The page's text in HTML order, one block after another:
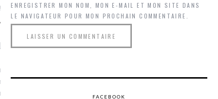
@Isa_Monrozier
ARCACHON
je t'aime, my little bassin
comment ? "
ENREGISTRER MON NOM, MON E-MAIL ET MON SITE DANS
LE NAVIGATEUR POUR MON PROCHAIN COMMENTAIRE.
FACEBOOK